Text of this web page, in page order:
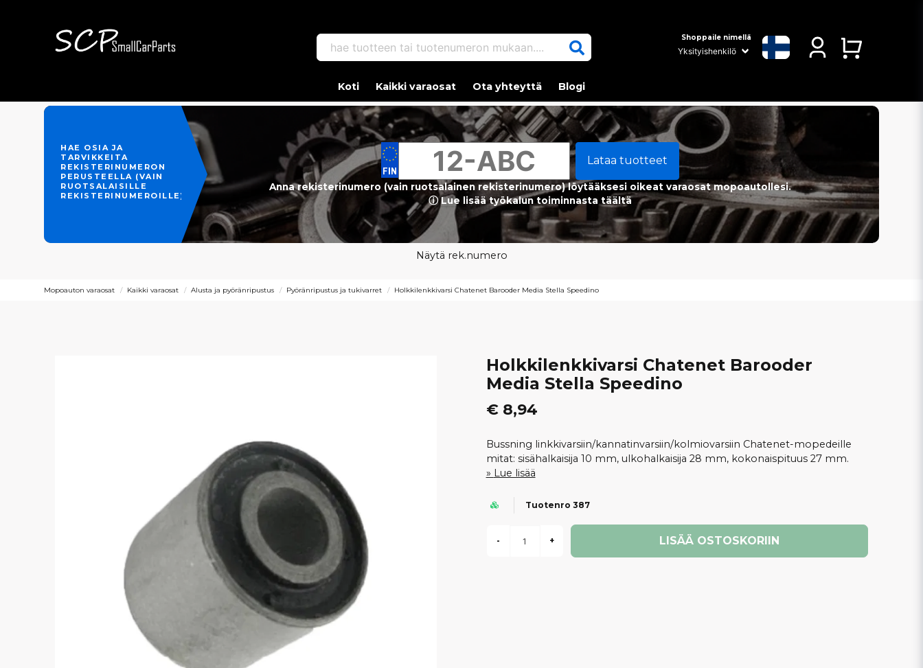
hae tuotteen tai tuotenumeron mukaan.... Shoppaile nimellä
Koti Kaikki varaosat Ota yhteyttä Blogi
HAE OSIA JA
TARVIKKEITA
REKISTERINUMERON
PERUSTEELLA (VAIN
RUOTSALAISILLE
REKISTERINUMEROILLE)
Lataa tuotteet
Anna rekisterinumero (vain ruotsalainen rekisterinumero) löytääksesi oikeat varaosat mopoautollesi.
ⓘ Lue lisää työkalun toiminnasta täältä
Näytä rek.numero
Mopoauton varaosat Kaikki varaosat Alusta ja pyöränripustus Pyöränripustus ja tukivarret Holkkilenkkivarsi Chatenet Barooder Media Stella Speedino
Holkkilenkkivarsi Chatenet Barooder
Media Stella Speedino
€ 8,94
Bussning linkkivarsiin/kannatinvarsiin/kolmiovarsiin Chatenet-mopedeille
mitat: sisähalkaisija 10 mm, ulkohalkaisija 28 mm, kokonaispituus 27 mm.
Lue lisää
Tuotenro 387
- + LISÄÄ OSTOSKORIIN